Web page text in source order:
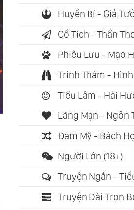
Endless Love Vol.10
Huyền Bí - Giả
Cổ Tích - Thần
Phiêu Lưu - Mạo
Trinh Thám -
Tiếu Lâm - Hài
Lãng Mạn - Ngôn
Đam Mỹ - Bách
Người Lớn (18+)
Truyện Ngắn -
Truyện Dài Trọn